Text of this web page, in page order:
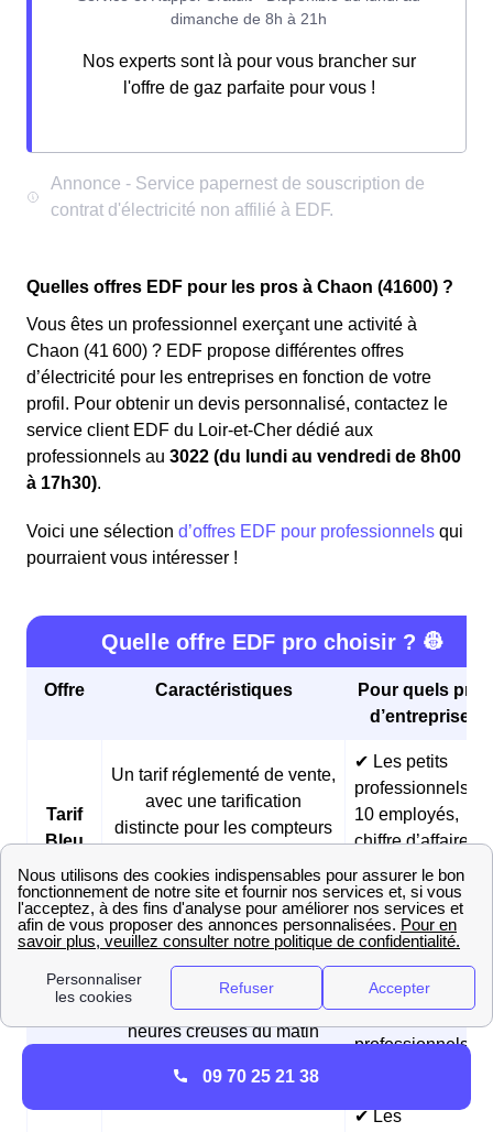
Nos experts sont là pour vous brancher sur
l'offre de gaz parfaite pour vous !
Quelles offres EDF pour les pros à Chaon (41600) ?
Vous êtes un professionnel exerçant une activité à
Chaon (41 600) ? EDF propose différentes offres
d’électricité pour les entreprises en fonction de votre
profil. Pour obtenir un devis personnalisé, contactez le
service client EDF du Loir-et-Cher dédié aux
professionnels au 3022 (du lundi au vendredi de 8h00
à 17h30).
Voici une sélection d’offres EDF pour professionnels qui
pourraient vous intéresser !
Quelle offre EDF pro choisir ? 👷
Offre Caractéristiques
Pour quels
d’entreprises
Tarif
Bleu
Un tarif réglementé de vente,
avec une tarification
distincte pour les compteurs
de plus de 36 kVA
✔ Les petits
professionnels (<
10 employés,
chiffre d’affaires
annuel < 2
d’euros)
Offre
Des prix fixes sur 3 ans et
des tarifs réduits pendant les
heures creuses du matin
✔ Les
et les pâtisseries
✔ Les fermes
professionnels
✔ Les
09 70 25 21 38